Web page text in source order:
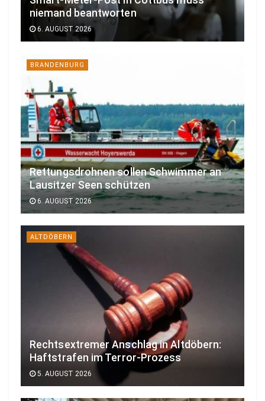
niemand beantworten
6. AUGUST 2026
BRANDENBURG
Rettungsdrohnen sollen Schwimmer an
Lausitzer Seen schützen
6. AUGUST 2026
ALTDÖBERN
Rechtsextremer Anschlag in Altdöbern:
Haftstrafen im Terror-Prozess
5. AUGUST 2026